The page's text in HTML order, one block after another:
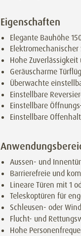
Eigenschaften
Elegante Bauhöhe
Hohe
Geräuscharme
Überwachte
Einstellbare
Einstellbare
Einstellbare
Aussen- und
Barrierefreie und
Lineare Türen mit 1
Teleskoptüren für
Schleusen- oder
Flucht- und
Hohe